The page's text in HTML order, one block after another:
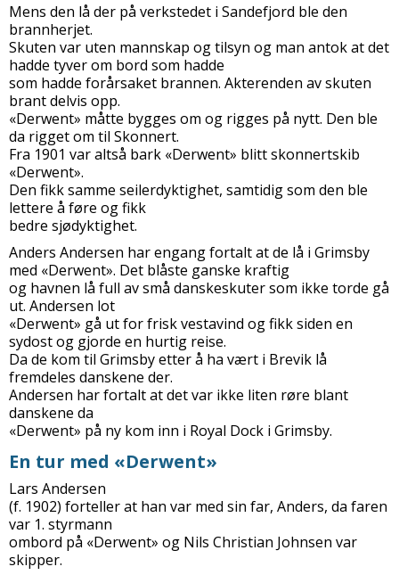
Mens den lå der på verkstedet i Sandefjord ble den
brannherjet.
Skuten var uten mannskap og tilsyn og man antok at det
hadde tyver om bord som hadde
som hadde forårsaket brannen. Akterenden av skuten
brant delvis opp.
«Derwent» måtte bygges om og rigges på nytt. Den ble
da rigget om til Skonnert.
Fra 1901 var altså bark «Derwent» blitt skonnertskib
«Derwent».
Den fikk samme seilerdyktighet, samtidig som den ble
lettere å føre og fikk
bedre sjødyktighet.
Anders Andersen har engang fortalt at de lå i Grimsby
med «Derwent». Det blåste ganske kraftig
og havnen lå full av små danskeskuter som ikke torde gå
ut. Andersen lot
«Derwent» gå ut for frisk vestavind og fikk siden en
sydost og gjorde en hurtig reise.
Da de kom til Grimsby etter å ha vært i Brevik lå
fremdeles danskene der.
Andersen har fortalt at det var ikke liten røre blant
danskene da
«Derwent» på ny kom inn i Royal Dock i Grimsby.
En tur med «Derwent»
Lars Andersen
(f. 1902) forteller at han var med sin far, Anders, da faren
var 1. styrmann
ombord på «Derwent» og Nils Christian Johnsen var
skipper.